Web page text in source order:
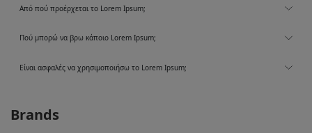
Από πού προέρχεται το Lorem Ipsum;
Πού μπορώ να βρω κάποιο Lorem Ipsum;
Είναι ασφαλές να χρησιμοποιήσω το Lorem Ipsum;
Brands